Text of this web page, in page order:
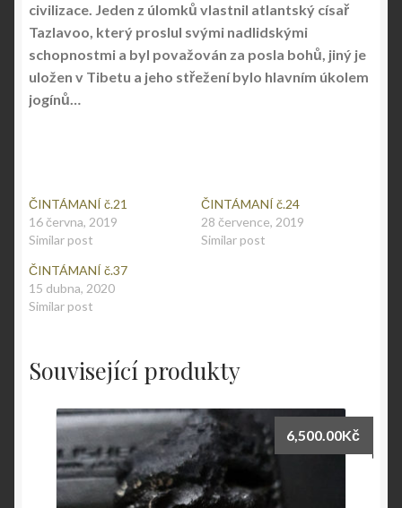
civilizace. Jeden z úlomků vlastnil atlantský císař
Tazlavoo, který proslul svými nadlidskými
schopnostmi a byl považován za posla bohů, jiný je
uložen v Tibetu a jeho střežení bylo hlavním úkolem
jogínů…
ČINTÁMANÍ č.21
16 června, 2019
Similar post
ČINTÁMANÍ č.24
28 července, 2019
Similar post
ČINTÁMANÍ č.37
15 dubna, 2020
Similar post
Související produkty
6,500.00Kč